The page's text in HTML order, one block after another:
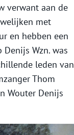
verwant aan de
met
en hebben een
Wzn. was
leden van
Thom
Wouter Denijs